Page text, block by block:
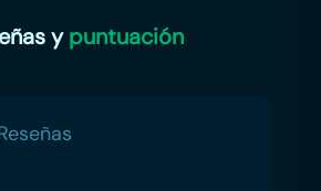
ypuntuación